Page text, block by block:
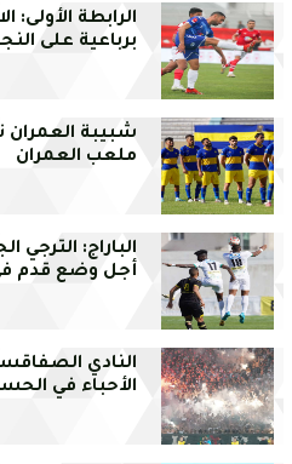
الرابطة الأولى:
برباعية على
شبيبة
ملعب العمران
الباراج:
أجل وضع قدم في
الأحباء في